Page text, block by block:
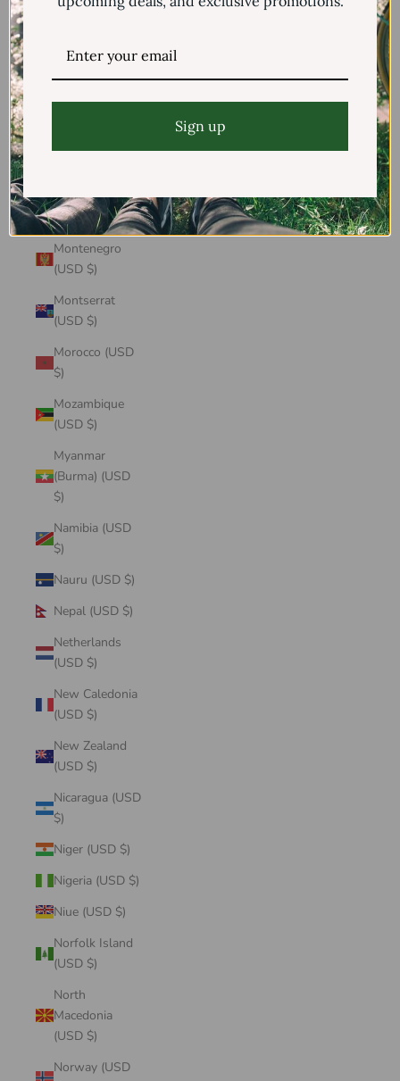
Mayotte (USD
Mexico (USD $)
Mongolia (USD
$)
Montenegro
(USD $)
Montserrat
(USD $)
Morocco (USD
$)
Mozambique
(USD $)
Myanmar
(Burma) (USD
$)
Namibia (USD
$)
Nauru (USD $)
Nepal (USD $)
Netherlands
(USD $)
New Caledonia
(USD $)
New Zealand
(USD $)
Nicaragua (USD
$)
Niger (USD $)
Nigeria (USD $)
Niue (USD $)
Norfolk Island
(USD $)
North
Macedonia
(USD $)
Norway (USD
Sign up